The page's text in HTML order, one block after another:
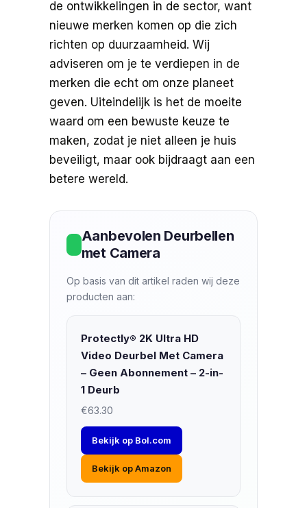
de ontwikkelingen in de sector, want
nieuwe merken komen op die zich
richten op duurzaamheid. Wij
adviseren om je te verdiepen in de
merken die echt om onze planeet
geven. Uiteindelijk is het de moeite
waard om een bewuste keuze te
maken, zodat je niet alleen je huis
beveiligt, maar ook bijdraagt aan een
betere wereld.
Aanbevolen Deurbellen
met Camera
Op basis van dit artikel raden wij deze
producten aan:
Protectly® 2K Ultra HD
Video Deurbel Met Camera
– Geen Abonnement – 2-in-
1 Deurb
€63.30
Bekijk op Bol.com
Bekijk op Amazon